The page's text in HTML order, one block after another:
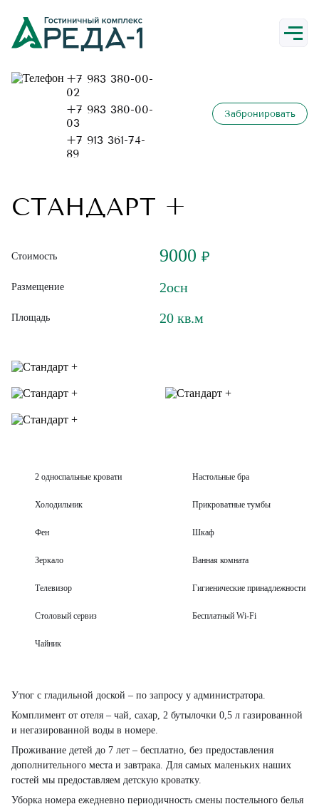
+7 983 380-00-
02
+7 983 380-00-
03
+7 913 361-74-
89
Забронировать
Отдых
СТАНДАРТ +
Стоимость 9000 ₽
Размещение 2осн
Площадь 20 кв.м
2 односпальные кровати Настольные бра
Холодильник Прикроватные тумбы
Фен Шкаф
Зеркало Ванная комната
Телевизор Гигиенические принадлежности
Столовый сервиз Бесплатный Wi-Fi
Чайник
Утюг с гладильной доской – по запросу у администратора.
Комплимент от отеля – чай, сахар, 2 бутылочки 0,5 л газированной
и негазированной воды в номере.
Проживание детей до 7 лет – бесплатно, без предоставления
дополнительного места и завтрака. Для самых маленьких наших
гостей мы предоставляем детскую кроватку.
Уборка номера ежедневно периодичность смены постельного белья